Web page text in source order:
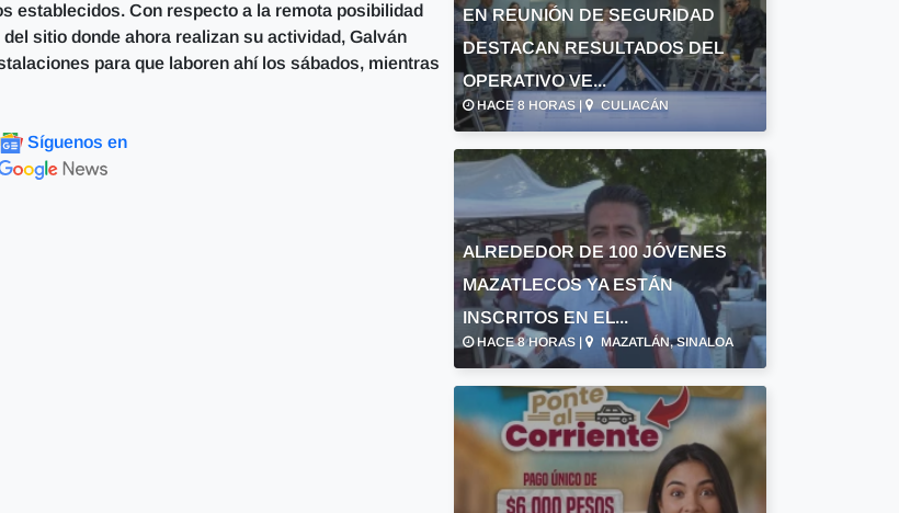
establecidos. Con respecto a la remota posibilidad
sitio donde ahora realizan su actividad, Galván
para que laboren ahí los sábados, mientras
Síguenos en
EN REUNIÓN DE SEGURIDAD
DESTACAN RESULTADOS DEL
OPERATIVO VE...
HACE 8 HORAS | CULIACÁN
ALREDEDOR DE 100 JÓVENES
MAZATLECOS YA ESTÁN
INSCRITOS EN EL...
HACE 8 HORAS | MAZATLÁN, SINALOA